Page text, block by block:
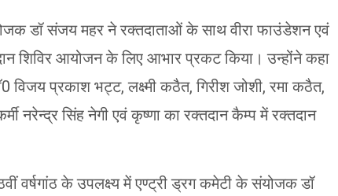
डॉ संजय महर ने रक्तदाताओं के साथ वीरा फाउंडेशन एवं
शिविर आयोजन के लिए आभार प्रकट किया। उन्होंने कहा
विजय प्रकाश भट्ट, लक्ष्मी कठैत, गिरीश जोशी, रमा कठैत,
नरेन्द्र सिंह नेगी एवं कृष्णा का रक्तदान कैम्प में रक्तदान
वर्षगांठ के उपलक्ष्य में एण्ट्री ड्रग कमेटी के संयोजक डॉ